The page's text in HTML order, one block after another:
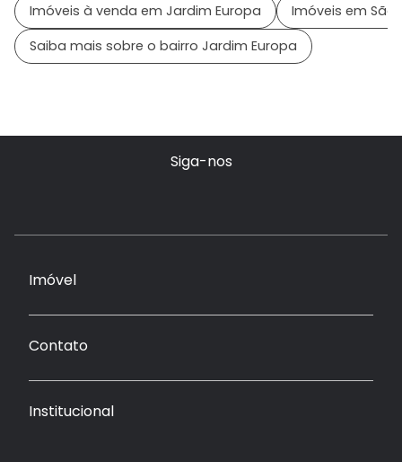
Imóveis à venda em Jardim Europa
Imóveis em São
Saiba mais sobre o bairro Jardim Europa
Siga-nos
Imóvel
Contato
Institucional